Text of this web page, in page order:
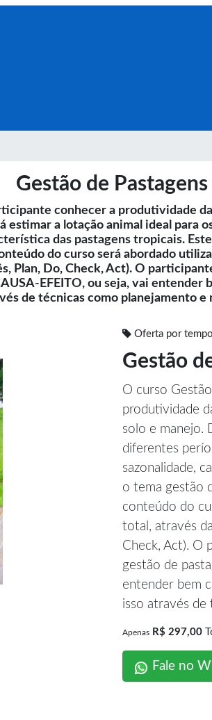
Gestão de Pastagens
conhecer a produtividade
a lotação animal ideal para
das pastagens tropicais.
do curso será abordado
Plan, Do, Check, Act). O
EFEITO, ou seja, vai entender
de técnicas como planejamento
Oferta por
Gestão
O curso
produtividade
solo e manejo.
diferentes
sazonalidade,
o tema gestão
conteúdo do
total, através
Check, Act). O
gestão de
entender bem
isso através
Apenas R$ 297,00
Fale no